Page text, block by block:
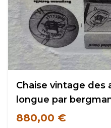
Chaise vintage des
longue par
880,00 €